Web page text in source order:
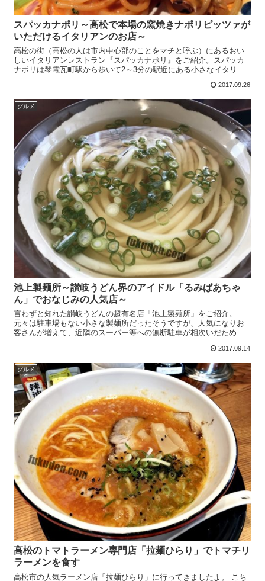
スパッカナポリ～高松で本場の窯焼きナポリピッツァが
いただけるイタリアンのお店～
高松の街（高松の人は市内中心部のことをマチと呼ぶ）にあるおい
しいイタリアンレストラン『スパッカナポリ』をご紹介。スパッカ
ナポリは琴電瓦町駅から歩いて2～3分の駅近にある小さなイタリア
2017.09.26
グルメ
池上製麺所～讃岐うどん界のアイドル「るみばあちゃ
ん」でおなじみの人気店～
言わずと知れた讃岐うどんの超有名店「池上製麺所」をご紹介。
元々は駐車場もない小さな製麺所だったそうですが、人気になりお
客さんが増えて、近隣のスーパー等への無断駐車が相次いだため一
2017.09.14
グルメ
高松のトマトラーメン専門店「拉麺ひらり」でトマチリ
ラーメンを食す
高松市の人気ラーメン店「拉麺ひらり」に行ってきましたよ。 こち